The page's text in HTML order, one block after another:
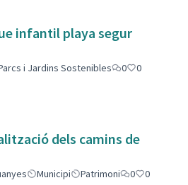
infantil playa segur
i Jardins Sostenibles 0
0
dels camins de
Municipi Patrimoni 0
0